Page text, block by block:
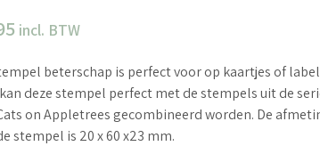
incl. BTW
beterschap is perfect voor op kaartjes of
deze stempel perfect met de stempels uit de
on Appletrees gecombineerd worden. De
stempel is 20 x 60 x23 mm.